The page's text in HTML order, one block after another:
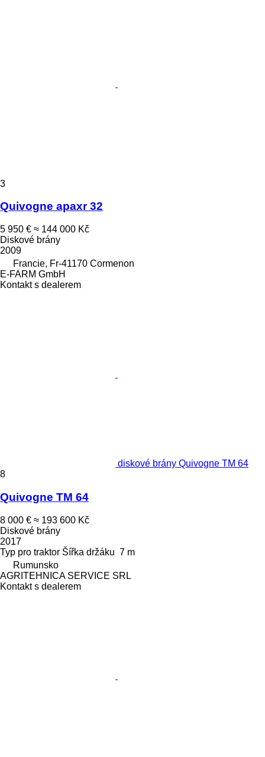
3
Quivogne apaxr 32
5 950 € ≈ 144 000 Kč
Diskové brány
2009
Francie, Fr-41170 Cormenon
E-FARM GmbH
Kontakt s dealerem
diskové brány Quivogne TM 64
8
Quivogne TM 64
8 000 € ≈ 193 600 Kč
Diskové brány
2017
Typ pro traktor Šířka držáku 7 m
Rumunsko
AGRITEHNICA SERVICE SRL
Kontakt s dealerem